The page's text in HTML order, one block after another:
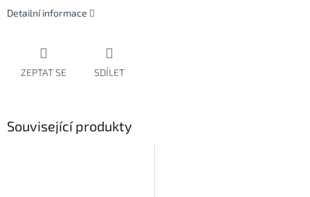
Detailní informace
ZEPTAT SE SDÍLET
Související produkty